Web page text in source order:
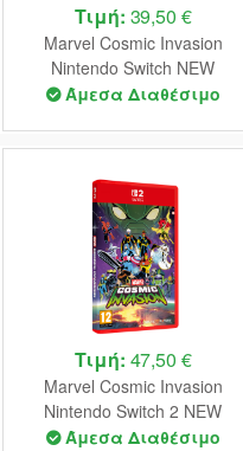
Τιμή: 39,50 €
Marvel Cosmic Invasion
Nintendo Switch NEW
Άμεσα Διαθέσιμο
Τιμή: 47,50 €
Marvel Cosmic Invasion
Nintendo Switch 2 NEW
Άμεσα Διαθέσιμο